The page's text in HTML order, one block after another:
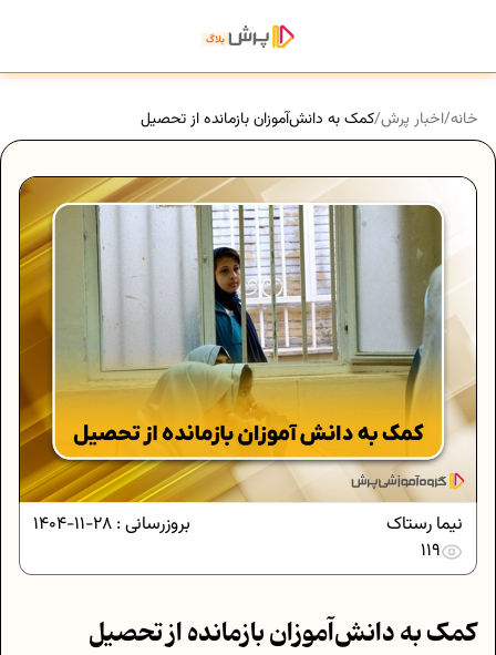
خانه/اخبار پرش/کمک به دانش‌آموزان بازمانده از تحصیل
بروزرسانی : 28-11-1404
نیما رستاک
119
کمک به دانش‌آموزان بازمانده از تحصیل